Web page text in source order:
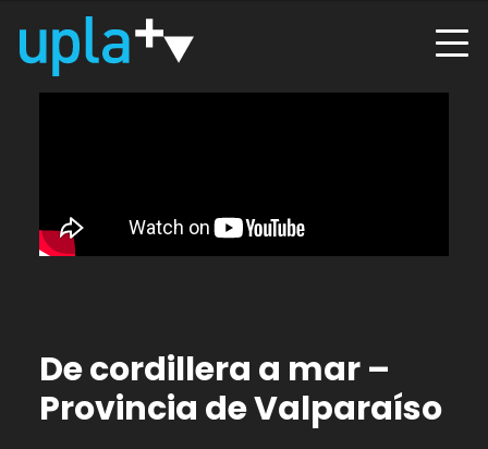
De cordillera a mar –
Provincia de Valparaíso